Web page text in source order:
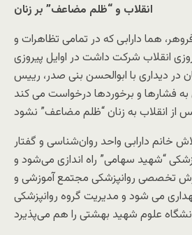
انقلاب و “ظلم مضاعف” بر زنان
هما دارابی که در تمامی تظاهرات و
انقلاب شرکت داشت در اوایل پیروزی
در دیداری با ابوالحسن بنی صدر، رییس
فشارها و برخوردها درخواست می کند
خانم دارابی واحد روان‌شناسی و گفتار
“شهید سهامی” راه اندازی می‌شود و
تخصصی روانپزشکی مجتمع آموزشی و
می شود و مدیریت گروه روانپزشکی